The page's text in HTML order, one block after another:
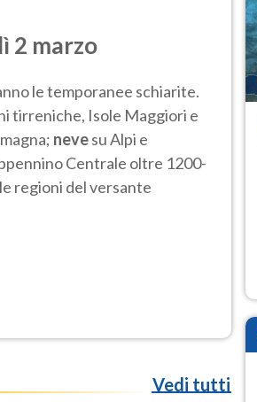
2 marzo
le temporanee schiarite.
tirreniche, Isole Maggiori e
nevesu Alpi e
Centrale oltre 1200-
regioni del versante
Vedi tutti